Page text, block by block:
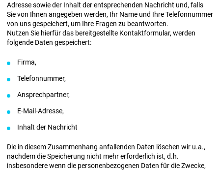
Adresse sowie der Inhalt der entsprechenden Nachricht und, falls
Sie von Ihnen angegeben werden, Ihr Name und Ihre Telefonnummer
von uns gespeichert, um Ihre Fragen zu beantworten.
Nutzen Sie hierfür das bereitgestellte Kontaktformular, werden
folgende Daten gespeichert:
Firma,
Telefonnummer,
Ansprechpartner,
E-Mail-Adresse,
Inhalt der Nachricht
Die in diesem Zusammenhang anfallenden Daten löschen wir u.a.,
nachdem die Speicherung nicht mehr erforderlich ist, d.h.
insbesondere wenn die personenbezogenen Daten für die Zwecke,